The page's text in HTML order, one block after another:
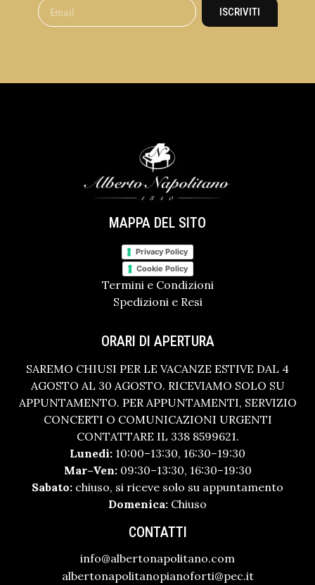
ISCRIVITI
MAPPA DEL SITO
Privacy Policy
Cookie Policy
Termini e Condizioni
Spedizioni e Resi
ORARI DI APERTURA
SAREMO CHIUSI PER LE VACANZE ESTIVE DAL 4
AGOSTO AL 30 AGOSTO. RICEVIAMO SOLO SU
APPUNTAMENTO. PER APPUNTAMENTI, SERVIZIO
CONCERTI O COMUNICAZIONI URGENTI
CONTATTARE IL 338 8599621.
Lunedì: 10:00–13:30, 16:30–19:30
Mar–Ven:09:30–13:30, 16:30–19:30
Sabato: chiuso, si riceve solo su appuntamento
Domenica: Chiuso
CONTATTI
info@albertonapolitano.com
albertonapolitanopianoforti@pec.it